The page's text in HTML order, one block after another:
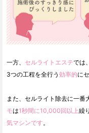
一方、 セルライトエステでは
3つの工程を全行う 効率的に
また、セルライト除去に一番
モは1秒間に10,000回以上繰
気マシンです。